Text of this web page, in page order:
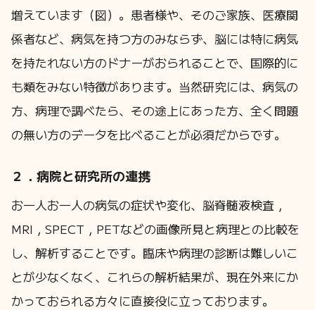
増えています（図）。患者様や、そのご家族、医療関
係者など、病気を持つ方のみならず、脳には特に病気
を持たれない方のドナーがおられることで、国際的に
も類をみない特徴があります。当然研究には、病気の
方、病理で調べたら、その途上にあった方、全く問題
の無い方のデータを比べることが必須だからです。
２．病院と研究所の連携
お一人お一人の病気の症状や変化、脳脊髄液検査，
MRI，SPECT，PETなどの画像所見と病理との比較を
し、解析することです。臨床や病理の診断は難しいこ
とが少なくなく、これらの解析結果が、現在外来にか
かっておられる方々に直接役に立っております。